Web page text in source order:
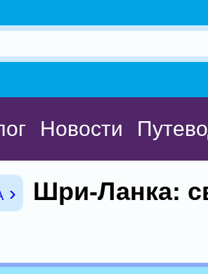
Новости
›
Шри-Ланка: